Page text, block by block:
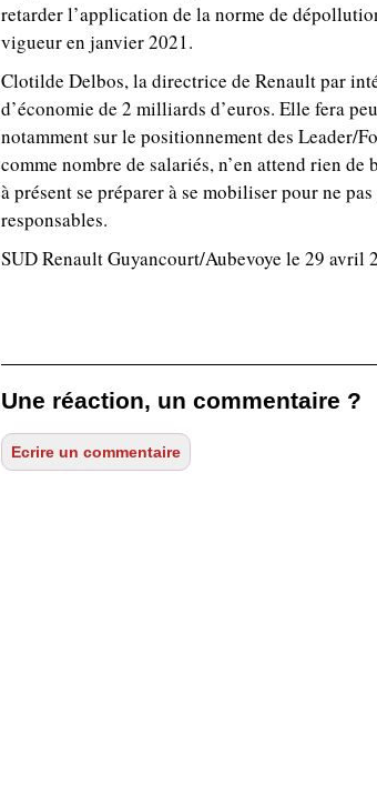
retarder l’application de la norme de
vigueur en janvier 2021.
Clotilde Delbos, la directrice de Renault par
d’économie de 2 milliards d’euros. Elle fera
notamment sur le positionnement des Leader/
comme nombre de salariés, n’en attend rien
à présent se préparer à se mobiliser pour ne
responsables.
SUD Renault Guyancourt/Aubevoye le 29 avril
Une réaction, un commentaire ?